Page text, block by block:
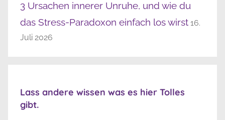
3 Ursachen innerer Unruhe, und wie du
das Stress-Paradoxon einfach los wirst 16.
Juli 2026
Lass andere wissen was es hier Tolles
gibt.